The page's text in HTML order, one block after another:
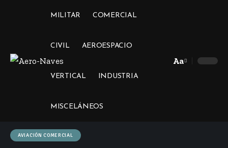
MILITAR COMERCIAL
CIVIL AEROESPACIO
VERTICAL INDUSTRIA
MISCELÁNEOS
Font
Aa
AVIACIÓN COMERCIAL